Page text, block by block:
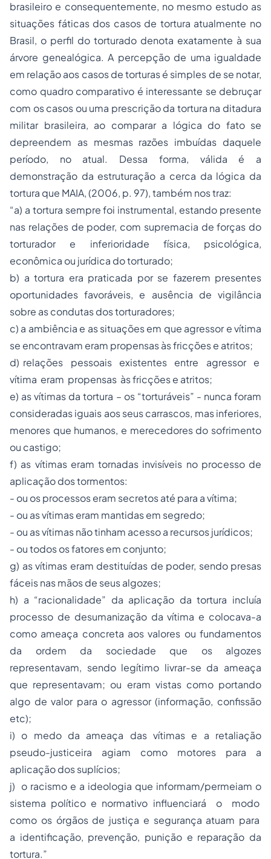
brasileiro e consequentemente, no mesmo estudo as
situações fáticas dos casos de tortura atualmente no
Brasil, o perfil do torturado denota exatamente à sua
árvore genealógica. A percepção de uma igualdade
em relação aos casos de torturas é simples de se notar,
como quadro comparativo é interessante se debruçar
com os casos ou uma prescrição da tortura na ditadura
militar brasileira, ao comparar a lógica do fato se
depreendem as mesmas razões imbuídas daquele
período, no atual. Dessa forma, válida é a
demonstração da estruturação a cerca da lógica da
tortura que MAIA, (2006, p. 97), também nos traz:
“a) a tortura sempre foi instrumental, estando presente
nas relações de poder, com supremacia de forças do
torturador e inferioridade física, psicológica,
econômica ou jurídica do torturado;
b) a tortura era praticada por se fazerem presentes
oportunidades favoráveis, e ausência de vigilância
sobre as condutas dos torturadores;
c) a ambiência e as situações em que agressor e vítima
se encontravam eram propensas às fricções e atritos;
d) relações pessoais existentes entre agressor e
vítima eram propensas às fricções e atritos;
e) as vítimas da tortura – os “torturáveis” - nunca foram
consideradas iguais aos seus carrascos, mas inferiores,
menores que humanos, e merecedores do sofrimento
ou castigo;
f) as vítimas eram tornadas invisíveis no processo de
aplicação dos tormentos:
- ou os processos eram secretos até para a vítima;
- ou as vítimas eram mantidas em segredo;
- ou as vítimas não tinham acesso a recursos jurídicos;
- ou todos os fatores em conjunto;
g) as vítimas eram destituídas de poder, sendo presas
fáceis nas mãos de seus algozes;
h) a “racionalidade” da aplicação da tortura incluía
processo de desumanização da vítima e colocava-a
como ameaça concreta aos valores ou fundamentos
da ordem da sociedade que os algozes
representavam, sendo legítimo livrar-se da ameaça
que representavam; ou eram vistas como portando
algo de valor para o agressor (informação, confissão
etc);
i) o medo da ameaça das vítimas e a retaliação
pseudo-justiceira agiam como motores para a
aplicação dos suplícios;
j) o racismo e a ideologia que informam/permeiam o
sistema político e normativo influenciará o modo
como os órgãos de justiça e segurança atuam para
a identificação, prevenção, punição e reparação da
tortura.”